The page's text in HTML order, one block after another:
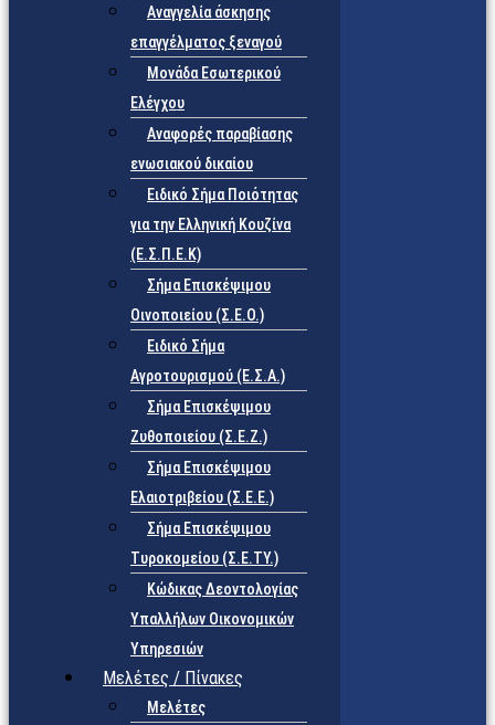
Αναγγελία άσκησης
επαγγέλματος ξεναγού
Μονάδα Εσωτερικού
Ελέγχου
Αναφορές παραβίασης
ενωσιακού δικαίου
Ειδικό Σήμα Ποιότητας
για την Ελληνική Κουζίνα
(Ε.Σ.Π.Ε.Κ)
Σήμα Επισκέψιμου
Οινοποιείου (Σ.Ε.Ο.)
Ειδικό Σήμα
Αγροτουρισμού (Ε.Σ.Α.)
Σήμα Επισκέψιμου
Ζυθοποιείου (Σ.Ε.Ζ.)
Σήμα Επισκέψιμου
Ελαιοτριβείου (Σ.Ε.Ε.)
Σήμα Επισκέψιμου
Τυροκομείου (Σ.Ε.TY.)
Κώδικας Δεοντολογίας
Υπαλλήλων Οικονομικών
Υπηρεσιών
Μελέτες / Πίνακες
Μελέτες